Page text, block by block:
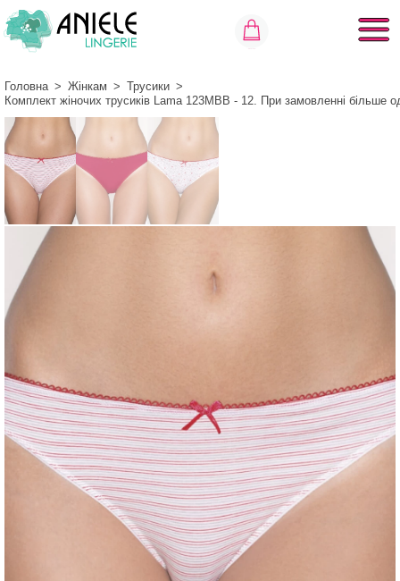
Головна > Жінкам > Трусики >
Комплект жіночих трусиків Lama 123MBB - 12. При замовленні